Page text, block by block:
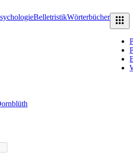
BelletristikWörterbücher